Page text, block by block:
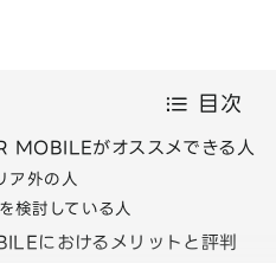
目次
MOBILEがオススメできる人
ア外の人
検討している人
におけるメリットと評判